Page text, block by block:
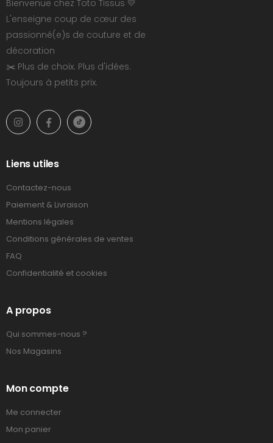
Bienvenue chez Toto Tissus 💛
L'enseigne coup de cœur des
passionné(e)s de couture et de
décoration
✂️ Plus de choix. Plus d'idées.
Toujours à petits prix.
Liens utiles
Contactez-nous
Paiement & Livraison
Mentions légales
Conditions générales de ventes
FAQ
Confidentialité et cookies
A propos
Qui sommes-nous ?
Nos Magasins
Mon compte
Me connecter
Mon panier